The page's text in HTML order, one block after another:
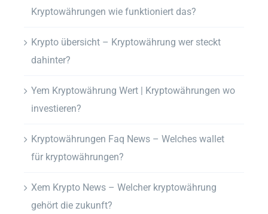
Kryptowährungen wie funktioniert das?
Krypto übersicht – Kryptowährung wer steckt
dahinter?
Yem Kryptowährung Wert | Kryptowährungen wo
investieren?
Kryptowährungen Faq News – Welches wallet
für kryptowährungen?
Xem Krypto News – Welcher kryptowährung
gehört die zukunft?